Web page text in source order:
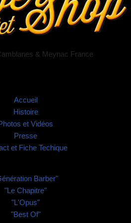
& Meynac France
Accueil
Histoire
et Vidéos
Presse
et Fiche Techique
Barber"
"Le Chapitre"
"L'Opus"
"Best Of"